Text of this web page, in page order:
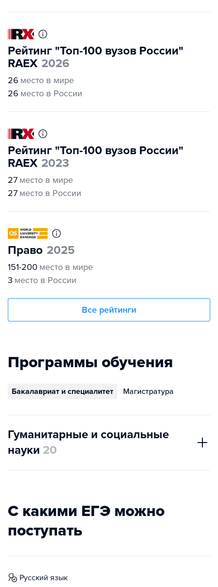
Рейтинг "Топ-100 вузов России"
RAEX 2026
26 место в мире
26 место в России
Рейтинг "Топ-100 вузов России"
RAEX 2023
27 место в мире
27 место в России
Право 2025
151-200 место в мире
3 место в России
Все рейтинги
Программы обучения
Бакалавриат и специалитет Магистратура
Гуманитарные и социальные
науки 20
С какими ЕГЭ можно
поступать
русский язык